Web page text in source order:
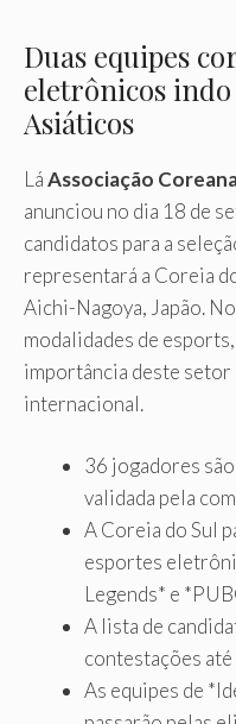
Duas equipes
eletrônicos indo
Asiáticos
LáAssociação
anunciou no dia 18 de
candidatos para a
representará a Coreia
Aichi-Nagoya, Japão.
modalidades de
importância deste
internacional.
36 jogadores
validada pela
A Coreia do Sul
esportes
Legends* e
A lista de
contestações até
As equipes de